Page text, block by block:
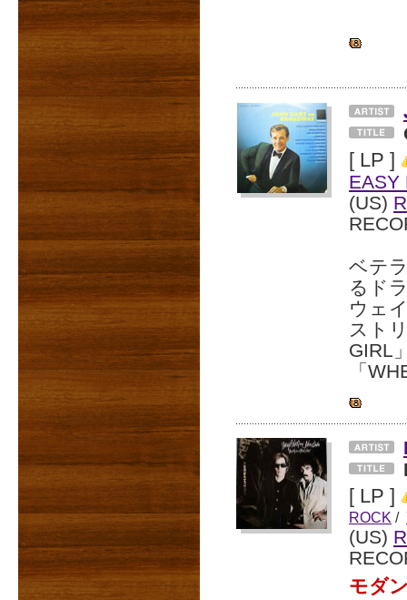
[ LP ]
EASY
(US)
ベテ
るド
ウェ
スト
GIRL
「
[ LP ]
ROCK /
(US)
モダ